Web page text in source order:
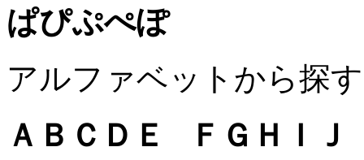
ぱぴぷぺぽ
アルファベットから探す
Ａ Ｂ Ｃ Ｄ Ｅ Ｆ Ｇ Ｈ Ｉ
Ｊ